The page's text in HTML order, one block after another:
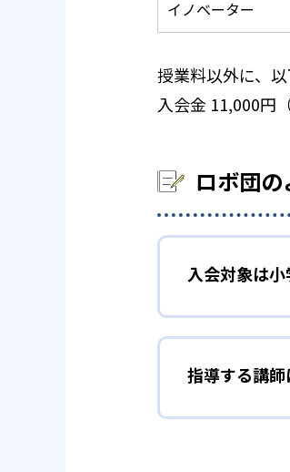
イノベーター
授業料以外に、
入会金 11,000円
ロボ団
入会対象は
指導する講